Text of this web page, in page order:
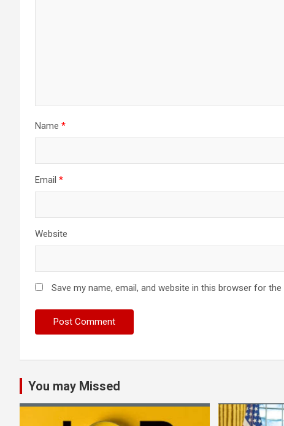
Name *
Email *
Website
Save my name, email, and website in this browser for
You may Missed